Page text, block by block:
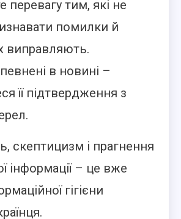
перевагу тим, які не
помилки й
виправляють.
в новині –
її підтвердження з
скептицизм і прагнення
інформації – це вже
гігієни